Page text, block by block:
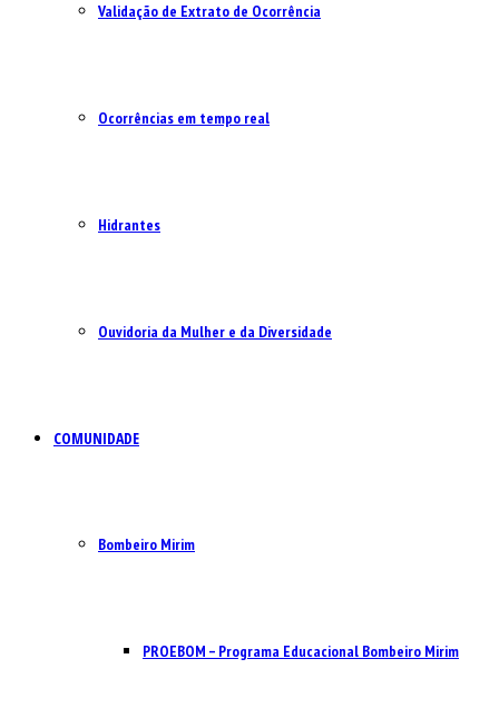
Validação de Extrato de Ocorrência
Ocorrências em tempo real
Hidrantes
Ouvidoria da Mulher e da Diversidade
COMUNIDADE
Bombeiro Mirim
PROEBOM – Programa Educacional Bombeiro Mirim